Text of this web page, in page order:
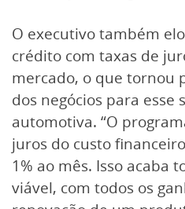
O executivo também
crédito com taxas de
mercado, o que tornou
dos negócios para esse
automotiva. “O
juros do custo
1% ao mês. Isso acaba
viável, com todos os